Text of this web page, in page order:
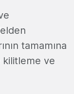
tamamına
ve